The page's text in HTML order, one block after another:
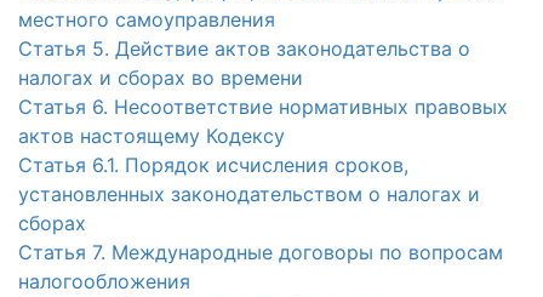
местного самоуправления
Статья 5. Действие актов законодательства о
налогах и сборах во времени
Статья 6. Несоответствие нормативных правовых
актов настоящему Кодексу
Статья 6.1. Порядок исчисления сроков,
установленных законодательством о налогах и
сборах
Статья 7. Международные договоры по вопросам
налогообложения